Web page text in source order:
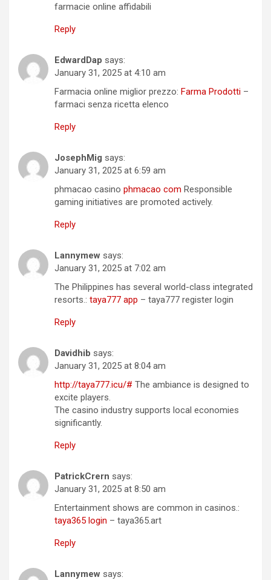
farmacie online affidabili
Reply
EdwardDap says:
January 31, 2025 at 4:10 am
Farmacia online miglior prezzo: Farma Prodotti –
farmaci senza ricetta elenco
Reply
JosephMig says:
January 31, 2025 at 6:59 am
phmacao casino phmacao com Responsible
gaming initiatives are promoted actively.
Reply
Lannymew says:
January 31, 2025 at 7:02 am
The Philippines has several world-class integrated
resorts.: taya777 app – taya777 register login
Reply
Davidhib says:
January 31, 2025 at 8:04 am
http://taya777.icu/# The ambiance is designed to
excite players.
The casino industry supports local economies
significantly.
Reply
PatrickCrern says:
January 31, 2025 at 8:50 am
Entertainment shows are common in casinos.:
taya365 login – taya365.art
Reply
Lannymew says: